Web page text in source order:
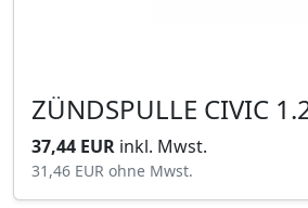
ZÜNDSPULLE
37,44 EUR inkl. Mwst.
31,46 EUR ohne Mwst.